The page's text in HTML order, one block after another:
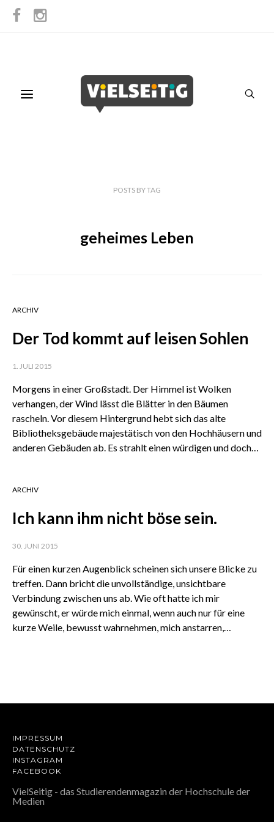
POSTS BYTAG
geheimes Leben
ARCHIV
Der Tod kommt auf leisen Sohlen
1. JULI 2015
Morgens in einer Großstadt. Der Himmel ist Wolken
verhangen, der Wind lässt die Blätter in den Bäumen
rascheln. Vor diesem Hintergrund hebt sich das alte
Bibliotheksgebäude majestätisch von den Hochhäusern und
anderen Gebäuden ab. Es strahlt einen würdigen und doch…
ARCHIV
Ich kann ihm nicht böse sein.
30. JUNI 2015
Für einen kurzen Augenblick scheinen sich unsere Blicke zu
treffen. Dann bricht die unvollständige, unsichtbare
Verbindung zwischen uns ab. Wie oft hatte ich mir
gewünscht, er würde mich einmal, wenn auch nur für eine
kurze Weile, bewusst wahrnehmen, mich anstarren,…
IMPRESSUM
DATENSCHUTZ
INSTAGRAM
FACEBOOK
VielSeitig - das Studierendenmagazin der Hochschule der
Medien